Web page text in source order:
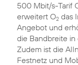
500 Mbit/s-Tarif
erweitert O2das
Angebot und
die Bandbreite in
Zudem ist die
Festnetz und